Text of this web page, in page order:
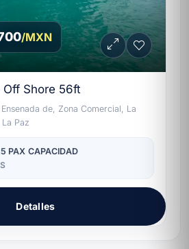
/MXN
Off Shore 56ft
de, Zona Comercial, La
Paz
PAX CAPACIDAD
Detalles